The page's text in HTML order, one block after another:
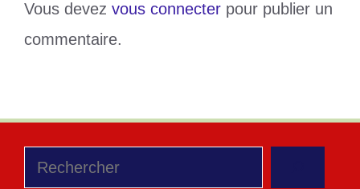
Vous devez vous connecter pour publier un
commentaire.
Rechercher